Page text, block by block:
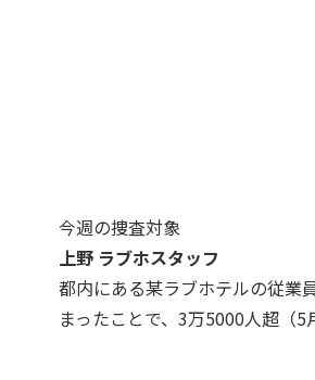
今週の捜査対象
上野 ラブホスタッフ
都内にある某ラブホテルの従業
まったことで、3万5000人超（5